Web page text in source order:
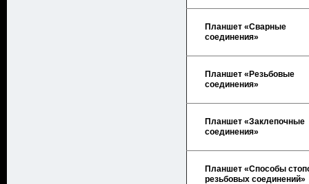
Планшет «Сварные
соединения»
Планшет «Резьбовые
соединения»
Планшет «Заклепочные
соединения»
Планшет «Способы
резьбовых соединений»